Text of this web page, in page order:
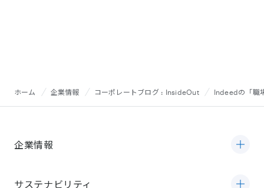
ホーム 企業情報 コーポレートブログ : InsideOut Indeedの「職
企業情報
サステナビリティ